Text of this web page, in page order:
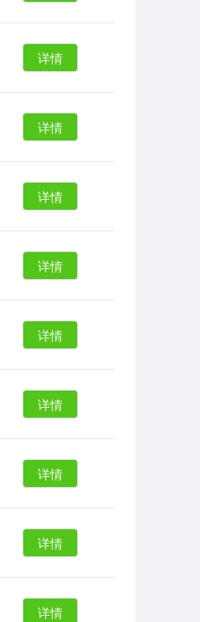
详情
详情
详情
详情
详情
详情
详情
详情
详情